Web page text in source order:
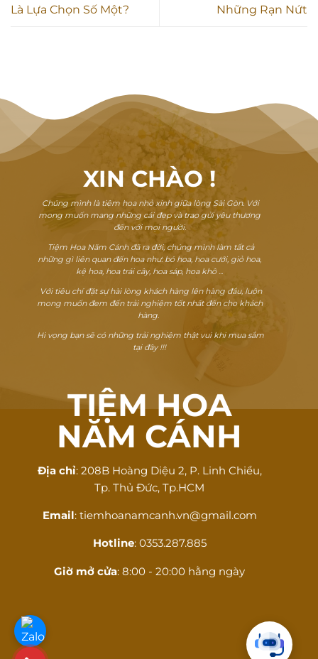
Là Lựa Chọn Số Một?
Những Rạn Nứt
XIN CHÀO!
Chúng mình là tiệm hoa nhỏ xinh giữa lòng Sài Gòn. Với
mong muốn mang những cái đẹp và trao gửi yêu thương
đến với mọi người.
Tiệm Hoa Năm Cánh đã ra đời, chúng mình làm tất cả
những gì liên quan đến hoa như: bó hoa, hoa cưới, giỏ hoa,
kệ hoa, hoa trái cây, hoa sáp, hoa khô ...
Với tiêu chí đặt sự hài lòng khách hàng lên hàng đầu, luôn
mong muốn đem đến trải nghiệm tốt nhất đến cho khách
hàng.
Hi vọng bạn sẽ có những trải nghiệm thật vui khi mua sắm
tại đây !!!
TIỆM HOA
NĂM CÁNH
Địa chỉ: 208B Hoàng Diệu 2, P. Linh Chiểu,
Tp. Thủ Đức, Tp.HCM
Email: tiemhoanamcanh.vn@gmail.com
Hotline: 0353.287.885
Giờ mở cửa: 8:00 - 20:00 hằng ngày